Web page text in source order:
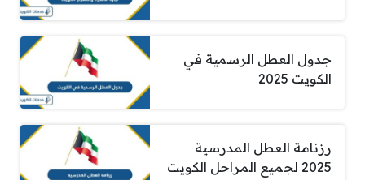
جدول العطل الرسمية في
الكويت 2025
رزنامة العطل المدرسية
2025 لجميع المراحل الكويت